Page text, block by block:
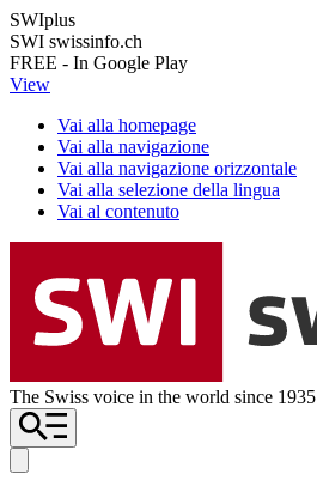
SWIplus
SWI swissinfo.ch
FREE - In Google Play
View
Vai alla homepage
Vai alla navigazione
Vai alla navigazione orizzontale
Vai alla selezione della lingua
Vai al contenuto
The Swiss voice in the world since 1935